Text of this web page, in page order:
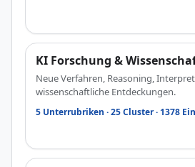
KI Forschung &
Neue Verfahren, Reasoning,
wissenschaftliche Entdeckungen.
5 Unterrubriken · 25 Cluster · 1378